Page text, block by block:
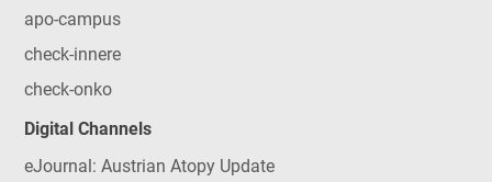
apo-campus
check-innere
check-onko
Digital Channels
eJournal: Austrian Atopy Update